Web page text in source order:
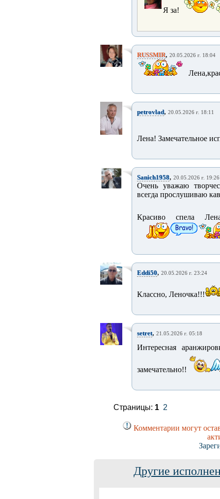
Я за!
RUSSMIR, 20.05.2026 г. 18:04
petrovlad, 20.05.2026 г. 18:11
Лена! Замечательное
Sanich1958, 20.05.2026 г. 19:26
Очень уважаю
всегда прослушиваю
Красиво спела
Eddi50, 20.05.2026 г. 23:24
Классно, Леночка!!!
setret, 21.05.2026 г. 05:18
Интересная
замечательно!!
Страницы: 1 2
Комментарии могут
Другие